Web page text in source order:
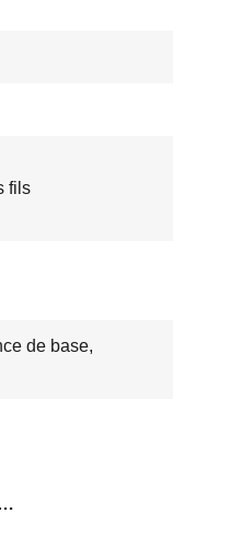
fils
de base,
de fréquence 3 phases mg3